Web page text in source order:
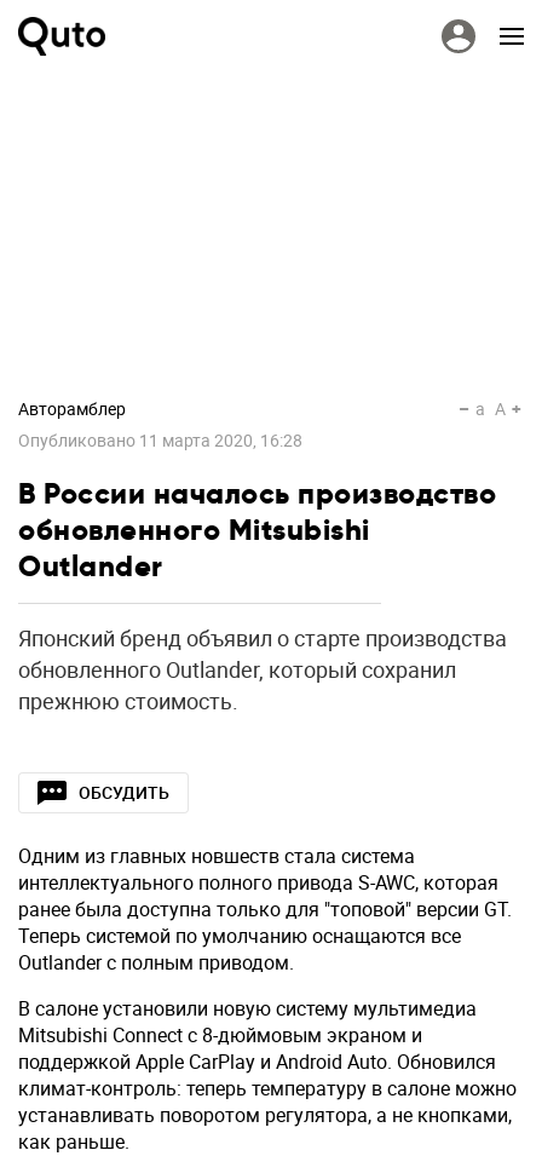
Авторамблер
Опубликовано 11 марта 2020, 16:28
a A
В России началось производство
обновленного Mitsubishi
Outlander
Японский бренд объявил о старте производства
обновленного Outlander, который сохранил
прежнюю стоимость.
ОБСУДИТЬ
Одним из главных новшеств стала система
интеллектуального полного привода S-AWC, которая
ранее была доступна только для "топовой" версии GT.
Теперь системой по умолчанию оснащаются все
Outlander с полным приводом.
В салоне установили новую систему мультимедиа
Mitsubishi Connect с 8-дюймовым экраном и
поддержкой Apple CarPlay и Android Auto. Обновился
климат-контроль: теперь температуру в салоне можно
устанавливать поворотом регулятора, а не кнопками,
как раньше.